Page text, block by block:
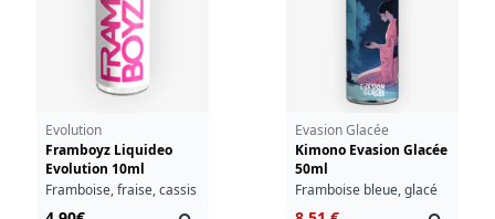
Evolution
Framboyz Liquideo
Evolution 10ml
Framboise, fraise, cassis
Evasion Glacée
Kimono Evasion Glacée
50ml
Framboise bleue, glacé